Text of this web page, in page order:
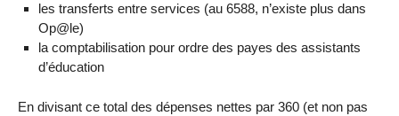
les transferts entre services (au 6588, n’existe plus dans
Op@le)
la comptabilisation pour ordre des payes des assistants
d’éducation
En divisant ce total des dépenses nettes par 360 (et non pas